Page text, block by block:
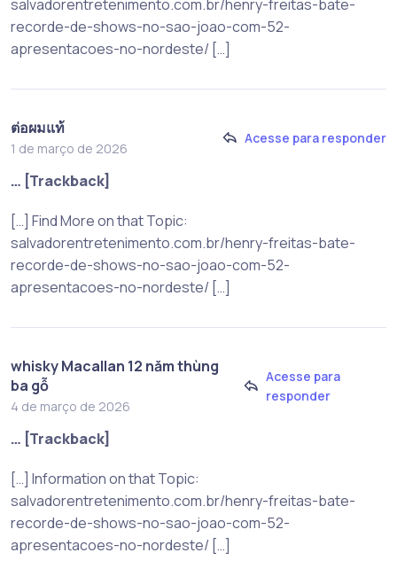
salvadorentretenimento.com.br/henry-freitas-bate-
recorde-de-shows-no-sao-joao-com-52-
apresentacoes-no-nordeste/ […]
ต่อผมแท้
1 de março de 2026
Acesse para responder
… [Trackback]
[…] Find More on that Topic:
salvadorentretenimento.com.br/henry-freitas-bate-
recorde-de-shows-no-sao-joao-com-52-
apresentacoes-no-nordeste/ […]
whisky Macallan 12 năm thùng
ba gỗ
4 de março de 2026
Acesse para
responder
… [Trackback]
[…] Information on that Topic:
salvadorentretenimento.com.br/henry-freitas-bate-
recorde-de-shows-no-sao-joao-com-52-
apresentacoes-no-nordeste/ […]